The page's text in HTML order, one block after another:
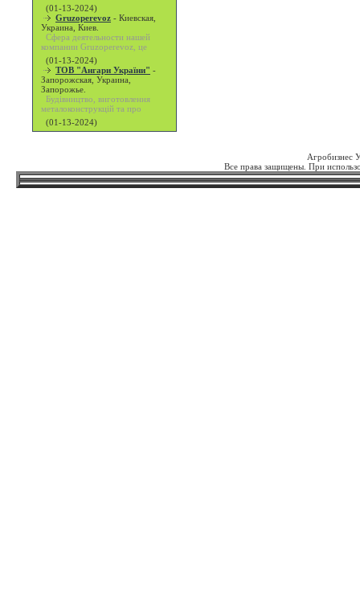
(01-13-2024)
Gruzoperevoz - Киевская,
Украина, Киев.
Сфера деятельности нашей
компании Gruzoperevoz, це
(01-13-2024)
ТОВ "Ангари України" -
Запорожская, Украина,
Запорожье.
Будівництво, виготовлення
металоконструкцій та про
(01-13-2024)
Агробизнес
Все права защищены. При